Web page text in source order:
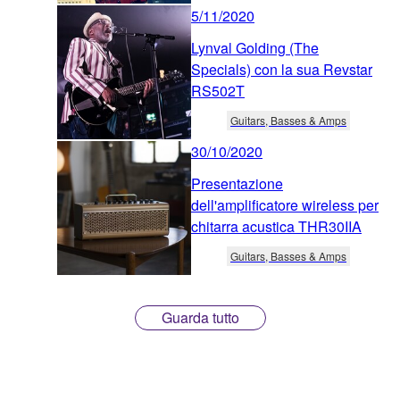
5/11/2020
Lynval Golding (The
Specials) con la sua Revstar
RS502T
Guitars, Basses & Amps
30/10/2020
Presentazione
dell'amplificatore wireless per
chitarra acustica THR30IIA
Guitars, Basses & Amps
Guarda tutto